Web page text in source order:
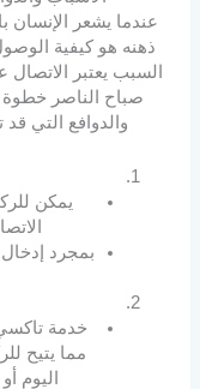
عندما يشعر الإنسان
ذهنه هو كيفية
صباح الناصر خطوة
والدوافع التي قد
يمكن
بمجرد
مما يتيح
اليوم